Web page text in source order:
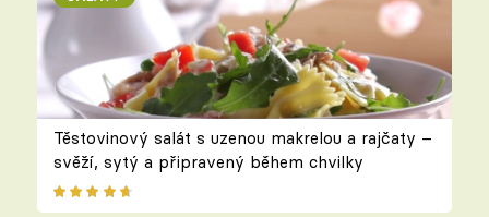
Těstovinový salát s uzenou makrelou a rajčaty –
svěží, sytý a připravený během chvilky